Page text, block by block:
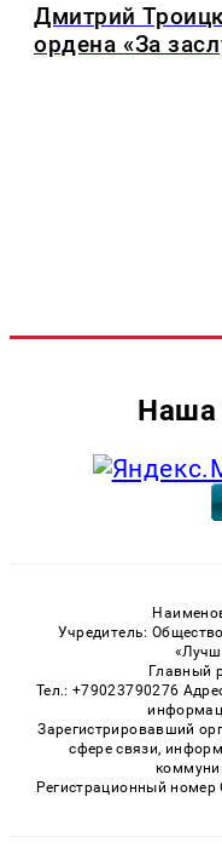
Дмитрий
ордена «За
Наша
Учредитель:
Главный
Тел.: +79023790276
Зарегистрировавший
сфере связи,
Регистрационный